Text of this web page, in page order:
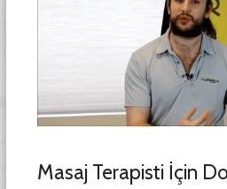
Masaj Terapisti İçin